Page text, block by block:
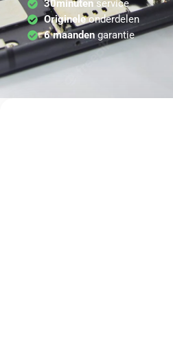
30minutenservice
Origineleonderdelen
6 maandengarantie